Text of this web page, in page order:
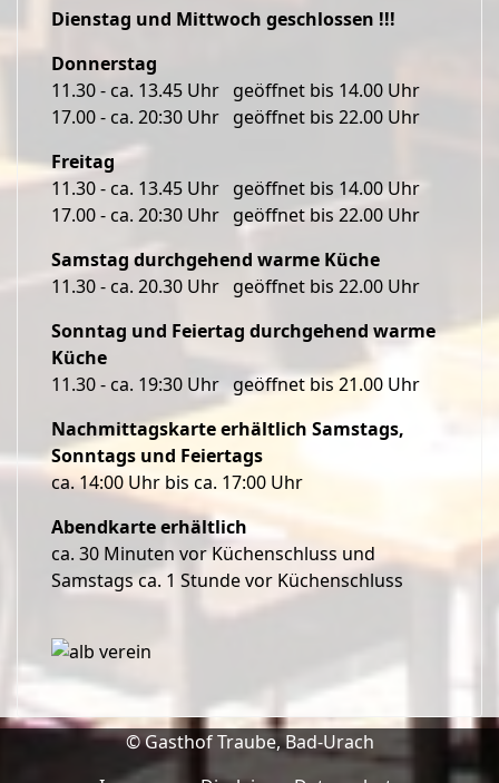
Dienstag und Mittwoch geschlossen !!!
Donnerstag
11.30 - ca. 13.45 Uhr geöffnet bis 14.00 Uhr
17.00 - ca. 20:30 Uhr geöffnet bis 22.00 Uhr
Freitag
11.30 - ca. 13.45 Uhr geöffnet bis 14.00 Uhr
17.00 - ca. 20:30 Uhr geöffnet bis 22.00 Uhr
Samstag durchgehend warme Küche
11.30 - ca. 20.30 Uhr geöffnet bis 22.00 Uhr
Sonntag und Feiertag durchgehend warme
Küche
11.30 - ca. 19:30 Uhr geöffnet bis 21.00 Uhr
Nachmittagskarte erhältlich Samstags,
Sonntags und Feiertags
ca. 14:00 Uhr bis ca. 17:00 Uhr
Abendkarte erhältlich
ca. 30 Minuten vor Küchenschluss und
Samstags ca. 1 Stunde vor Küchenschluss
© Gasthof Traube, Bad-Urach